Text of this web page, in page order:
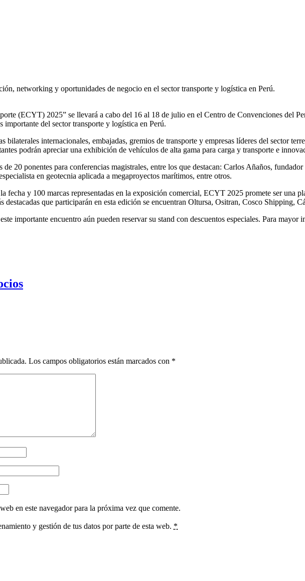
networking y oportunidades de negocio en el sector transporte y logística en Perú.
(ECYT) 2025” se llevará a cabo del 16 al 18 de julio en el Centro de Convenciones del
importante del sector transporte y logística en Perú.
bilaterales internacionales, embajadas, gremios de transporte y empresas líderes del sector
podrán apreciar una exhibición de vehículos de alta gama para carga y transporte e
20 ponentes para conferencias magistrales, entre los que destacan: Carlos Añaños,
en geotecnia aplicada a megaproyectos marítimos, entre otros.
fecha y 100 marcas representadas en la exposición comercial, ECYT 2025 promete ser una
destacadas que participarán en esta edición se encuentran Oltursa, Ositran, Cosco Shipping,
importante encuentro aún pueden reservar su stand con descuentos especiales. Para
Los campos obligatorios están marcados con *
en este navegador para la próxima vez que comente.
y gestión de tus datos por parte de esta web. *